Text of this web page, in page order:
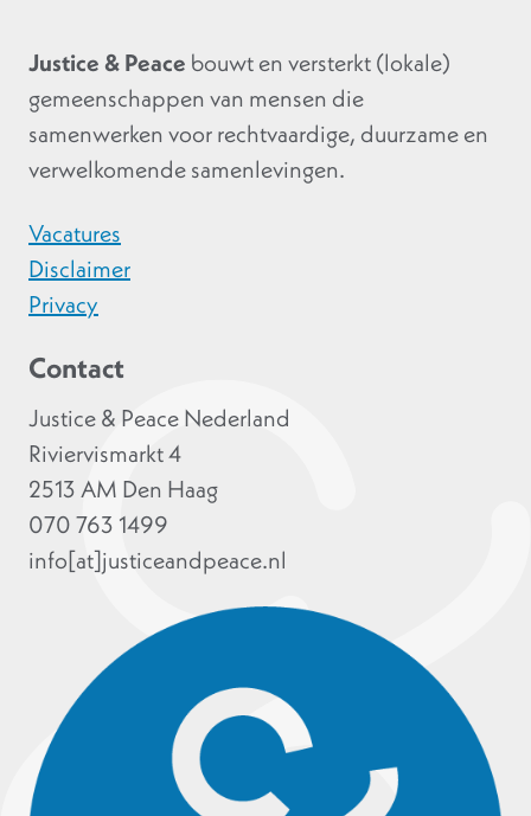
Justice & Peace bouwt en versterkt (lokale)
gemeenschappen van mensen die
samenwerken voor rechtvaardige, duurzame en
verwelkomende samenlevingen.
Vacatures
Disclaimer
Privacy
Contact
Justice & Peace Nederland
Riviervismarkt 4
2513 AM Den Haag
070 763 1499
info[at]justiceandpeace.nl